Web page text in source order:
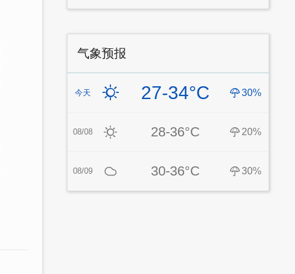
气象预报
今天 27-34°C 30%
08/08 28-36°C 20%
08/09 30-36°C 30%